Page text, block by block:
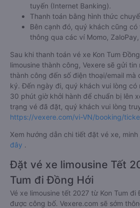
tuyến (Internet Banking).
Thanh toán bằng hình thức
Bên cạnh đó, quý khách cũng có
thông qua các ví Momo,
Sau khi thanh toán vé xe Kon Tum
limousine thành công, Vexere sẽ gửi tin
thành công đến số điện thoại/email mà
ký. Đến ngày đi, quý khách vui lòng có
30 phút giờ khởi hành để chuẩn bị lên
trạng vé đã đặt, quý khách vui lòng
https://vexere.com/vi-VN/booking/
Xem hướng dẫn chi tiết đặt vé xe, minh
đây .
Đặt vé xe limousine Tết
Tum đi Đồng Hới
Vé xe limousine tết 2027 từ Kon Tum đi
được công bố. Vexere.com sẽ sớm